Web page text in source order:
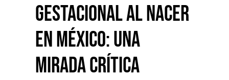
Gestacional al Nacer
en México: Una
Mirada Crítica